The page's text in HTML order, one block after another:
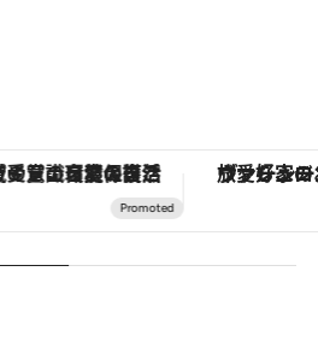
「大事なのは地域の意識を変えること」。ロレックス賞受賞の自然保護活動家が実現させたナイジェリアの自然環境の復活 ヴァシュロン・コンスタンタ